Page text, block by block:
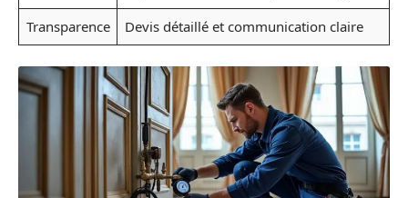
Transparence
Devis détaillé et communication claire